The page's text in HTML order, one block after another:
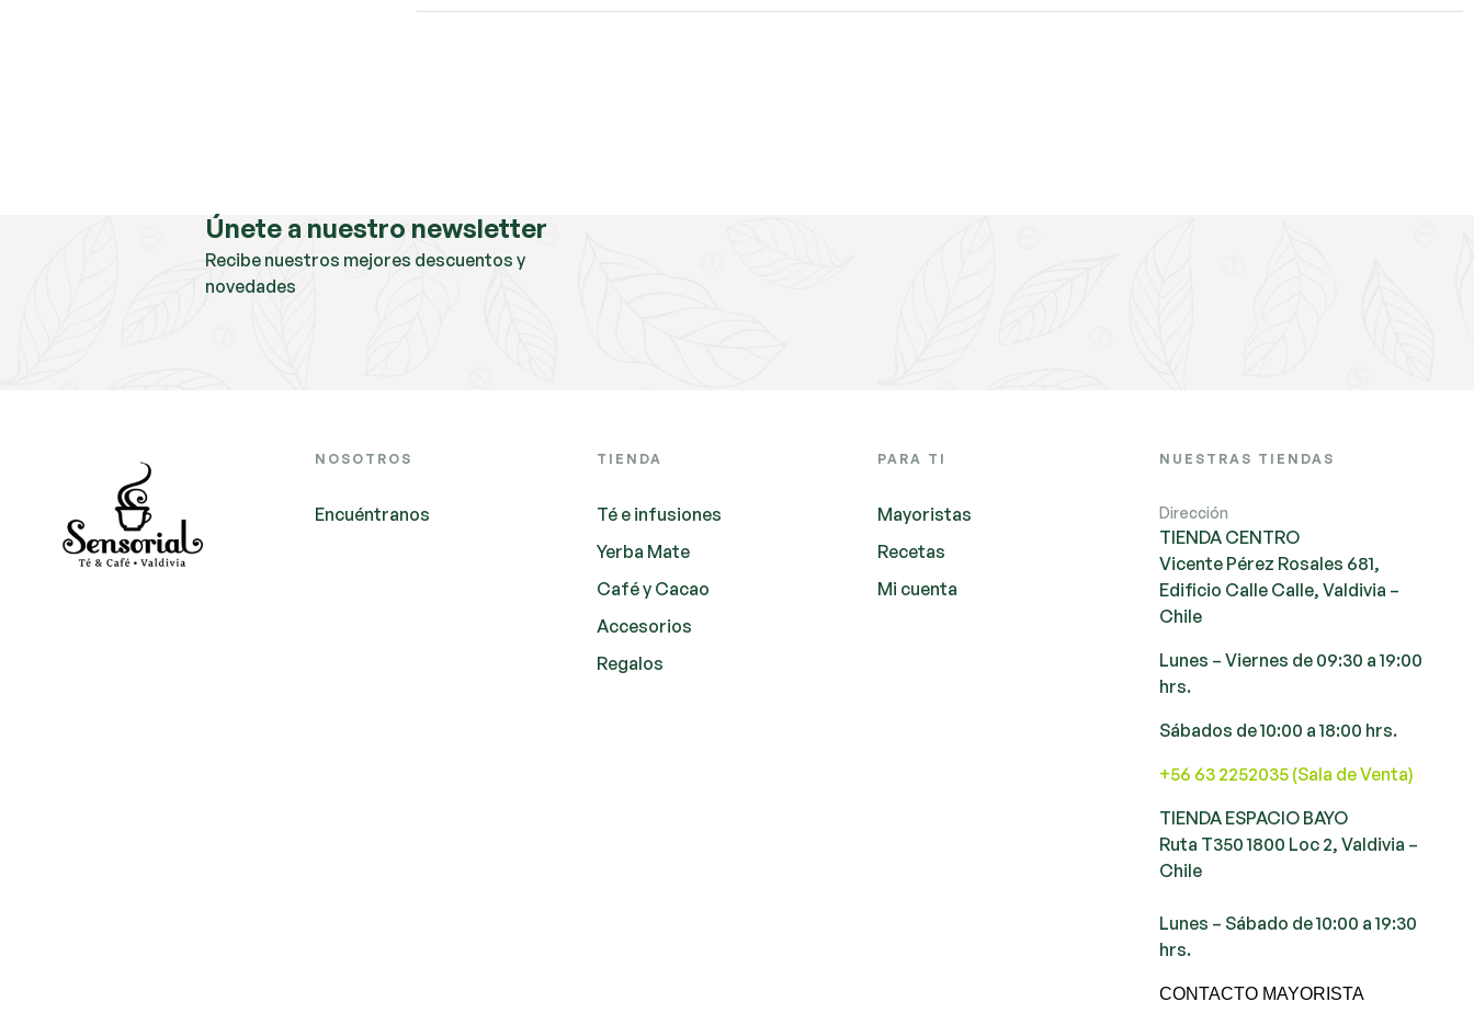
Únete a nuestro newsletter
Recibe nuestros mejores descuentos y
novedades
NOSOTROS
Encuéntranos
TIENDA
Té e infusiones
Yerba Mate
Café y Cacao
Accesorios
Regalos
PARA TI
Mayoristas
Recetas
Mi cuenta
NUESTRAS TIENDAS
Dirección
TIENDA CENTRO
Vicente Pérez Rosales 681,
Edificio Calle Calle, Valdivia –
Chile
Lunes – Viernes de 09:30 a 19:00
hrs.
Sábados de 10:00 a 18:00 hrs.
+56 63 2252035 (Sala de Venta)
TIENDA ESPACIO BAYO
Ruta T350 1800 Loc 2, Valdivia –
Chile
Lunes – Sábado de 10:00 a 19:30
hrs.
CONTACTO MAYORISTA